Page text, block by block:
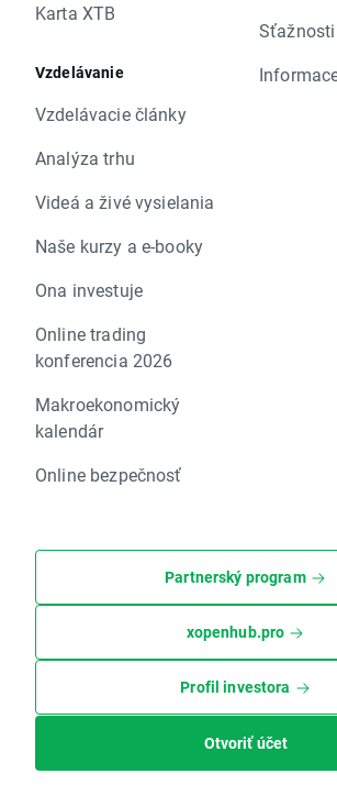
Karta XTB
Vzdelávanie
Vzdelávacie články
Analýza trhu
Videá a živé vysielania
Naše kurzy a e-booky
Ona investuje
Online trading
konferencia 2026
Makroekonomický
kalendár
Online bezpečnosť
Sťažnosti
Partnerský program
xopenhub.pro
Profil investora
Otvoriť účet